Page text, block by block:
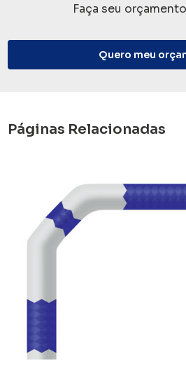
Faça seu
Quero meu
Páginas Relacionadas